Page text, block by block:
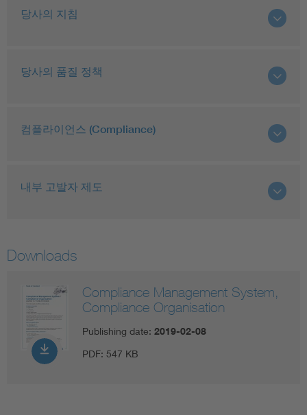
당사의 지침
당사의 품질 정책
컴플라이언스 (Compliance)
내부 고발자 제도
Downloads
Compliance Management System,
Compliance Organisation
Publishing date: 2019-02-08
PDF: 547 KB